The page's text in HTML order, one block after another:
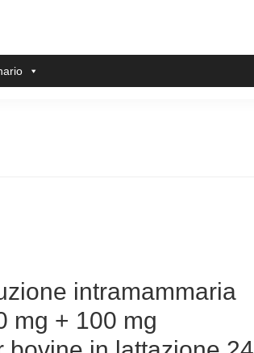
intramammaria
mg + 100 mg